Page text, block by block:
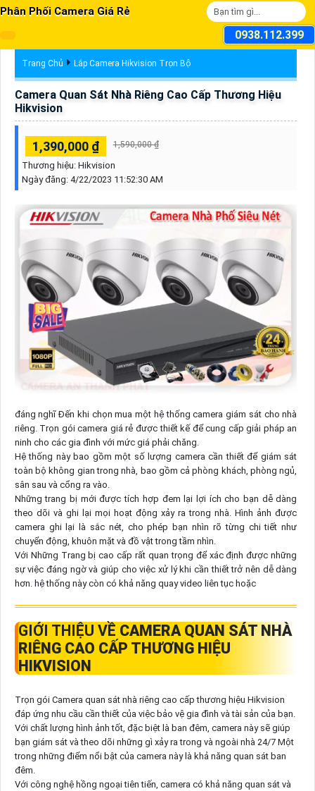
Phân Phối Camera Giá Rẻ
0938.112.399
Trang Chủ Lắp Camera Hikvision Trọn Bộ
Camera Quan Sát Nhà Riêng Cao Cấp Thương Hiệu
Hikvision
1,390,000 ₫ 1,590,000 ₫
Thương hiệu: Hikvision
Ngày đăng: 4/22/2023 11:52:30 AM
đáng nghĩ Đến khi chọn mua một hệ thống camera giám sát cho nhà
riêng. Trọn gói camera giá rẻ được thiết kế để cung cấp giải pháp an
ninh cho các gia đình với mức giá phải chăng.
Hệ thống này bao gồm một số lượng camera cần thiết để giám sát
toàn bộ không gian trong nhà, bao gồm cả phòng khách, phòng ngủ,
sân sau và cổng ra vào.
Những trang bị mới được tích hợp đem lại lợi ích cho bạn dễ dàng
theo dõi và ghi lại mọi hoạt động xảy ra trong nhà. Hình ảnh được
camera ghi lại là sắc nét, cho phép bạn nhìn rõ từng chi tiết như
chuyển động, khuôn mặt và đồ vật trong tầm nhìn.
Với Những Trang bị cao cấp rất quan trọng để xác định được những
sự việc đáng ngờ và giúp cho việc xử lý khi cần thiết trở nên dễ dàng
hơn. hệ thống này còn có khả năng quay video liên tục hoặc
GIỚI THIỆU VỀ CAMERA QUAN SÁT NHÀ
RIÊNG CAO CẤP THƯƠNG HIỆU
HIKVISION
Trọn gói Camera quan sát nhà riêng cao cấp thương hiệu Hikvision
đáp ứng nhu cầu cần thiết của việc bảo vệ gia đình và tài sản của bạn.
Với chất lượng hình ảnh tốt, đặc biệt là ban đêm, camera này sẽ giúp
bạn giám sát và theo dõi những gì xảy ra trong và ngoài nhà 24/7 Một
trong những điểm nổi bật của camera này là khả năng quan sát ban
đêm.
Với công nghệ hồng ngoại tiên tiến, camera có khả năng quan sát và